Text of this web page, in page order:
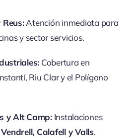
Atención inmediata para
y sector servicios.
Cobertura en
Riu Clar y el Polígono
y Alt Camp:Instalaciones
Vendrell, Calafell y Valls.